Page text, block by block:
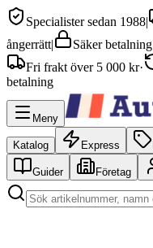
Specialister sedan 1988|
ångerrätt|
Säker betalning
Fri frakt över 5 000 kr·
betalning
Meny
Katalog Express
Guider Företag